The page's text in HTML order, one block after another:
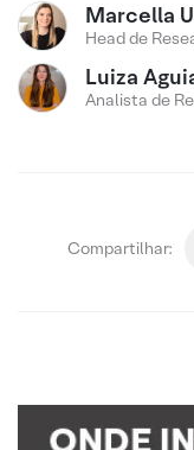
Marcella
Head de
Luiza
Analista de
Compartilhar: